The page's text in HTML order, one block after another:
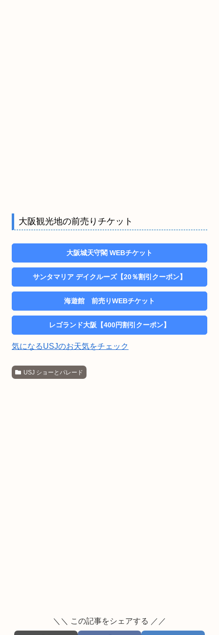
大阪観光地の前売りチケット
大阪城天守閣 WEBチケット
サンタマリア デイクルーズ【20％割引クーポン】
海遊館 前売りWEBチケット
レゴランド大阪【400円割引クーポン】
気になるUSJのお天気をチェック
USJ ショーとパレード
＼＼ この記事をシェアする ／／